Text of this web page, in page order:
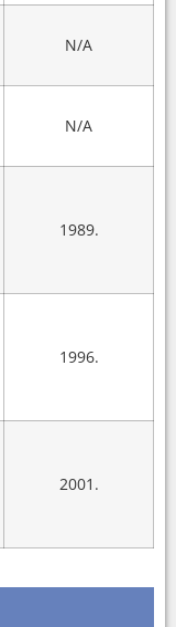
N/A
N/A
1989.
1996.
2001.